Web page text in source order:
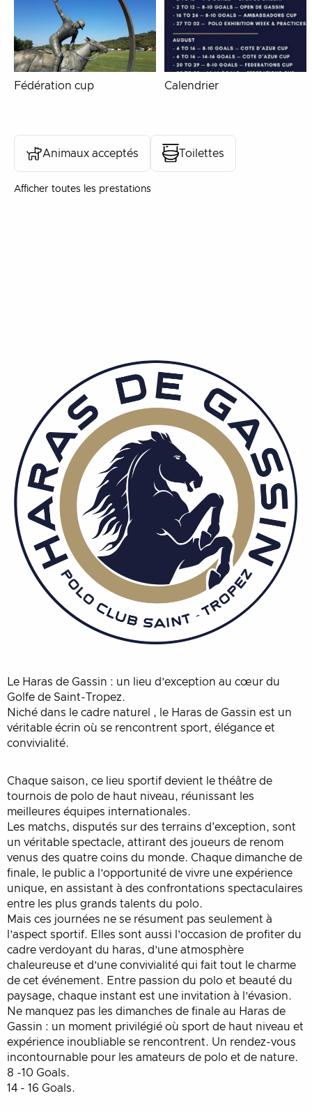
Fédération cup Calendrier
Animaux acceptés Toilettes
Afficher toutes les prestations
Le Haras de Gassin : un lieu d’exception au cœur du
Golfe de Saint-Tropez.
Niché dans le cadre naturel , le Haras de Gassin est un
véritable écrin où se rencontrent sport, élégance et
convivialité.
Chaque saison, ce lieu sportif devient le théâtre de
tournois de polo de haut niveau, réunissant les
meilleures équipes internationales.
Les matchs, disputés sur des terrains d'exception, sont
un véritable spectacle, attirant des joueurs de renom
venus des quatre coins du monde. Chaque dimanche de
finale, le public a l’opportunité de vivre une expérience
unique, en assistant à des confrontations spectaculaires
entre les plus grands talents du polo.
Mais ces journées ne se résument pas seulement à
l’aspect sportif. Elles sont aussi l’occasion de profiter du
cadre verdoyant du haras, d’une atmosphère
chaleureuse et d’une convivialité qui fait tout le charme
de cet événement. Entre passion du polo et beauté du
paysage, chaque instant est une invitation à l’évasion.
Ne manquez pas les dimanches de finale au Haras de
Gassin : un moment privilégié où sport de haut niveau et
expérience inoubliable se rencontrent. Un rendez-vous
incontournable pour les amateurs de polo et de nature.
8 -10 Goals.
14 - 16 Goals.